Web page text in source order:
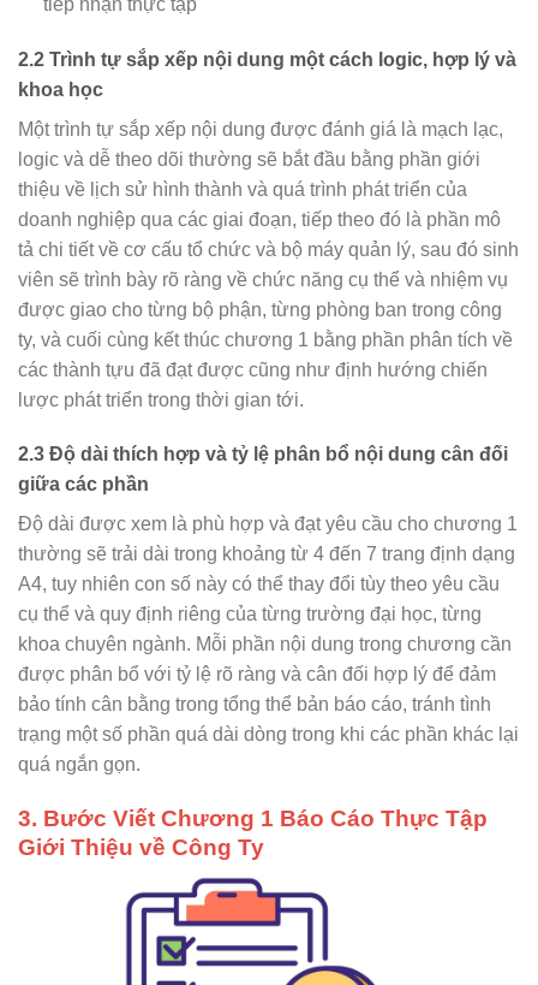
2.2 Trình tự sắp xếp nội dung một cách logic, hợp lý và
khoa học
Một trình tự sắp xếp nội dung được đánh giá là mạch lạc,
logic và dễ theo dõi thường sẽ bắt đầu bằng phần giới
thiệu về lịch sử hình thành và quá trình phát triển của
doanh nghiệp qua các giai đoạn, tiếp theo đó là phần mô
tả chi tiết về cơ cấu tổ chức và bộ máy quản lý, sau đó sinh
viên sẽ trình bày rõ ràng về chức năng cụ thể và nhiệm vụ
được giao cho từng bộ phận, từng phòng ban trong công
ty, và cuối cùng kết thúc chương 1 bằng phần phân tích về
các thành tựu đã đạt được cũng như định hướng chiến
lược phát triển trong thời gian tới.
2.3 Độ dài thích hợp và tỷ lệ phân bổ nội dung cân đối
giữa các phần
Độ dài được xem là phù hợp và đạt yêu cầu cho chương 1
thường sẽ trải dài trong khoảng từ 4 đến 7 trang định dạng
A4, tuy nhiên con số này có thể thay đổi tùy theo yêu cầu
cụ thể và quy định riêng của từng trường đại học, từng
khoa chuyên ngành. Mỗi phần nội dung trong chương cần
được phân bổ với tỷ lệ rõ ràng và cân đối hợp lý để đảm
bảo tính cân bằng trong tổng thể bản báo cáo, tránh tình
trạng một số phần quá dài dòng trong khi các phần khác lại
quá ngắn gọn.
3. Bước Viết Chương 1 Báo Cáo Thực Tập
Giới Thiệu về Công Ty